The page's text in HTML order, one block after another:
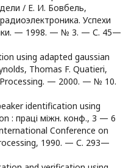
/ Е. И. Бовбель,
Успехи
— 1998. — № 3. — С. 45—
using adapted gaussian
Thomas F. Quatieri,
— 2000. — № 10.
identification using
: праці міжн. конф., 3 — 6
Conference on
1990. — С. 293—